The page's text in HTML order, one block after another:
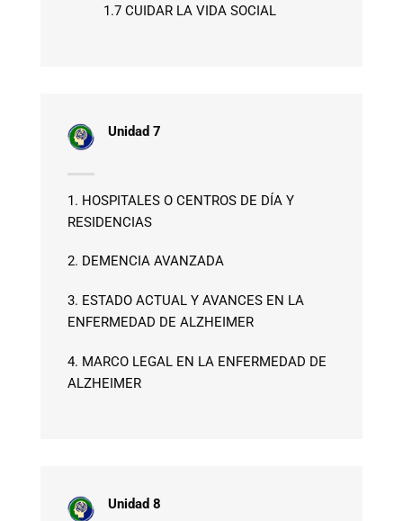
1.7 CUIDAR LA VIDA SOCIAL
Unidad 7
1. HOSPITALES O CENTROS DE DÍA Y
RESIDENCIAS
2. DEMENCIA AVANZADA
3. ESTADO ACTUAL Y AVANCES EN LA
ENFERMEDAD DE ALZHEIMER
4. MARCO LEGAL EN LA ENFERMEDAD DE
ALZHEIMER
Unidad 8